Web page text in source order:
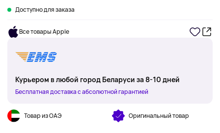
Доступно для заказа
Все товары Apple
Курьером в любой город Беларуси за 8-10 дней
Бесплатная доставка с абсолютной гарантией
Товар из ОАЭ Оригинальный товар